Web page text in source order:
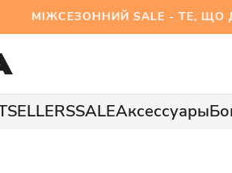
SALE - ТЕ, ЩО
SALEАксессуары